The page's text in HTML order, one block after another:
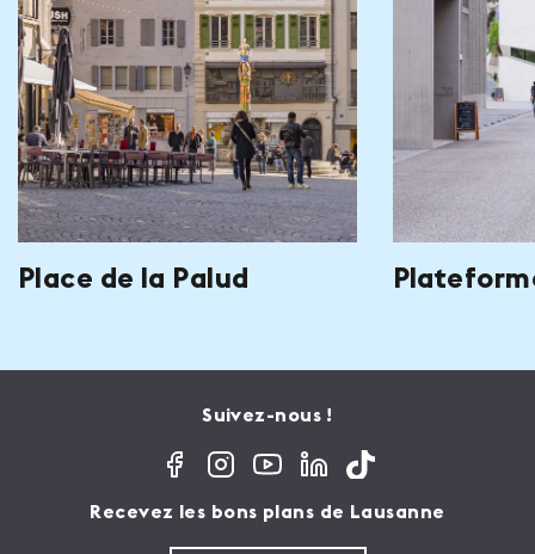
Place de la Palud
Suivez-nous !
Recevez les bons plans de Lausanne